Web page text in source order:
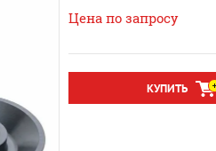
Цена по запросу
КУПИТЬ